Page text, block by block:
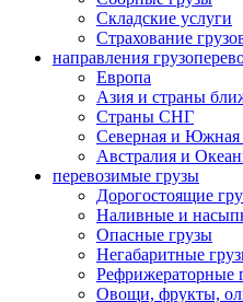
Складские услуги
Страхование
направления
Европа
Азия и страны
Страны СНГ
Северная и
Австралия и
перевозимые грузы
Дорогостоящие
Наливные и
Опасные грузы
Негабаритные
Рефрижераторные
Овощи, фрукты,